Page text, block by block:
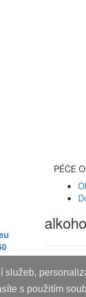
s použitím
PÉČE
s.r.o.